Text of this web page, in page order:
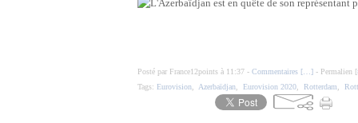
Posté par France12points à 11:37 - Commentaires [ ] - Permalien [
Tags: Eurovision Azerbaïdjan Eurovision 2020 Rotterdam